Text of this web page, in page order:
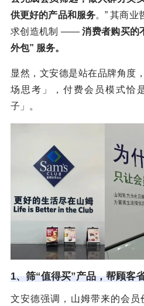
供更好的产品和服务。” 其商业
求创造机制 ——消费者购买的
外包” 服务。
显然，文安德是站在品牌角度
场思考」，付费会员模式恰
子」。
1、筛“值得买”产品，帮顾客
文安德强调，山姆带来的会员